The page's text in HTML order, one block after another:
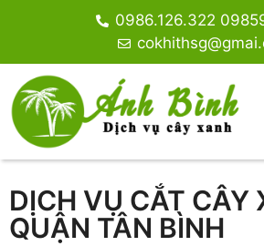
0986.126.322
DỊCH VỤ CẮT CÂY
QUẬN TÂN BÌNH